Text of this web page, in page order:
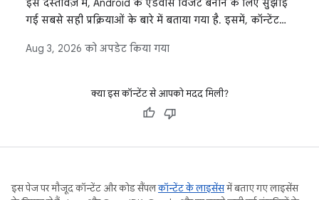
इस दस्तावेज़ में, Android के ऐडवांस विजेट बनाने के लिए सुझाई
गई सबसे सही प्रक्रियाओं के बारे में बताया गया है. इसमें, कॉन्टेंट
मैनेज करने, और कलेक्शन विजेट के लिए सटीक झलक जनरेट
Aug 3, 2026 को अपडेट किया गया
क्या इस कॉन्टेंट से आपको मदद मिली?
इस पेज पर मौजूद कॉन्टेंट और कोड सैंपलकॉन्टेंट के लाइसेंसमें बताए गए लाइसेंस